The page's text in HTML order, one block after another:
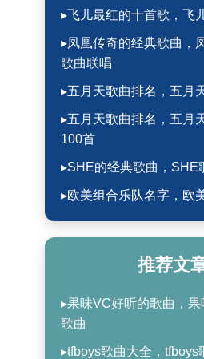
▸飞儿最红的十首歌，飞
▸凤凰传奇的经典歌曲，
歌曲联唱
▸五月天歌曲排名，五月
▸五月天歌曲排名，五月
100首
▸SHE的经典歌曲，SHE
▸欧美组合乐队名字，欧
推荐文
▸果味VC好听的歌曲，
歌曲
▸tfboys歌曲大全，tfboys